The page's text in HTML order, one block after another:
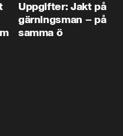
Uppgifter: Jakt på
gärningsman – på
samma ö